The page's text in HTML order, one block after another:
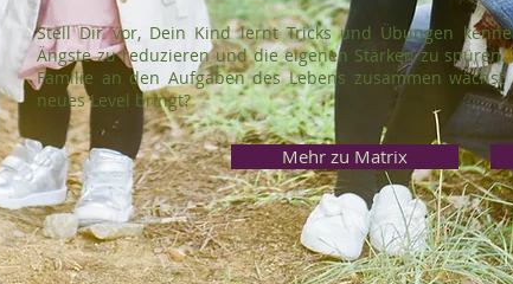
Stell Dir vor, Dein Kind lernt Tricks und Übungen
Ängste zu reduzieren und die eigenen Stärken zu
Familie an den Aufgaben des Lebens zusammen
neues Level bringt?
Mehr zu Matrix